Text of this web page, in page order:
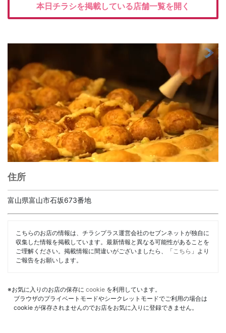
本日チラシを掲載している店舗一覧を開く
住所
富山県富山市石坂673番地
こちらのお店の情報は、チラシプラス運営会社のセブンネットが独自に
収集した情報を掲載しています。最新情報と異なる可能性があることを
ご理解ください。掲載情報に間違いがございましたら、「 こちら 」より
ご報告をお願いします。
※お気に入りのお店の保存に cookie を利用しています。
ブラウザのプライベートモードやシークレットモードでご利用の場合は
cookie が保存されませんのでお店をお気に入りに登録できません。